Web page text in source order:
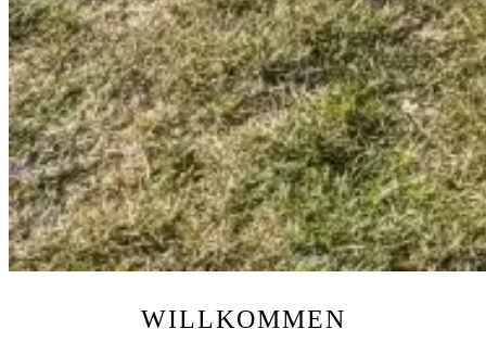
WILLKOMMEN